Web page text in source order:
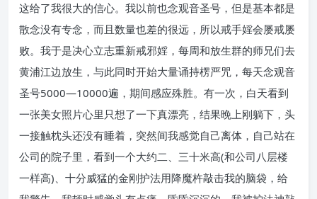
这给了我很大的信心。我以前也念观音圣号，但是基本都是
散念没有专念，而且数量也差的很远，所以戒手婬会屡戒屡
败。我于是决心立志重新戒邪婬，每周和放生群的师兄们去
黄浦江边放生，与此同时开始大量诵持楞严咒，每天念观音
圣号5000—10000遍，期间感应殊胜。有一次，白天看到
一张美女照片心里只想了一下真漂亮，结果晚上刚躺下，头
一接触枕头还没有睡着，突然间我感觉自己离体，自己站在
公司的院子里，看到一个大约二、三十米高(和公司八层楼
一样高)、十分威猛的金刚护法用降魔杵敲击我的脑袋，给